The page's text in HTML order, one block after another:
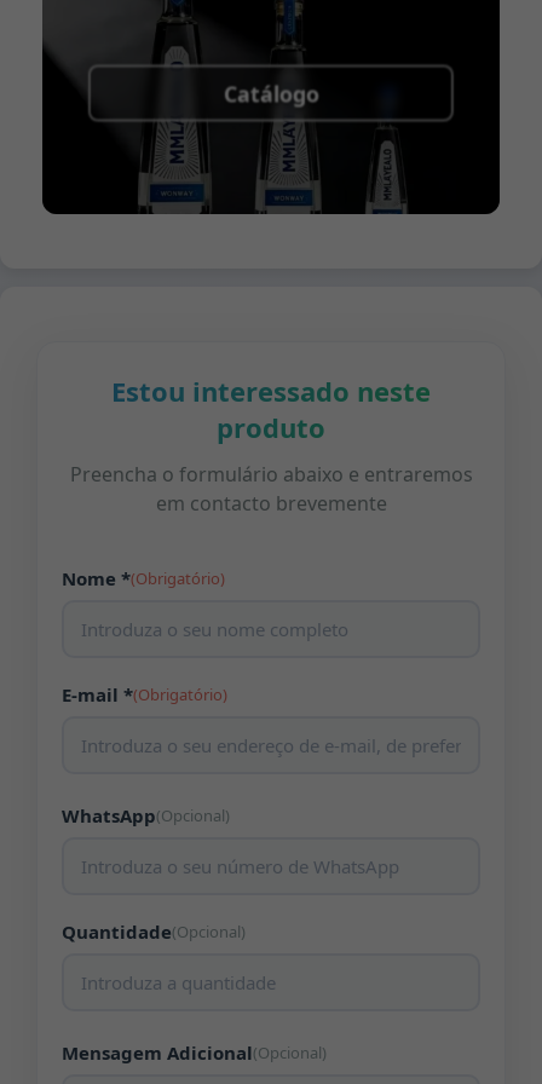
Catálogo
Estou interessado neste
produto
Preencha o formulário abaixo e entraremos
em contacto brevemente
Nome *(Obrigatório)
E-mail *(Obrigatório)
WhatsApp(Opcional)
Quantidade(Opcional)
Mensagem Adicional(Opcional)